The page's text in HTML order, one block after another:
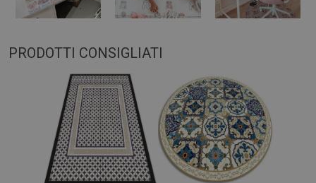
PRODOTTI CONSIGLIATI